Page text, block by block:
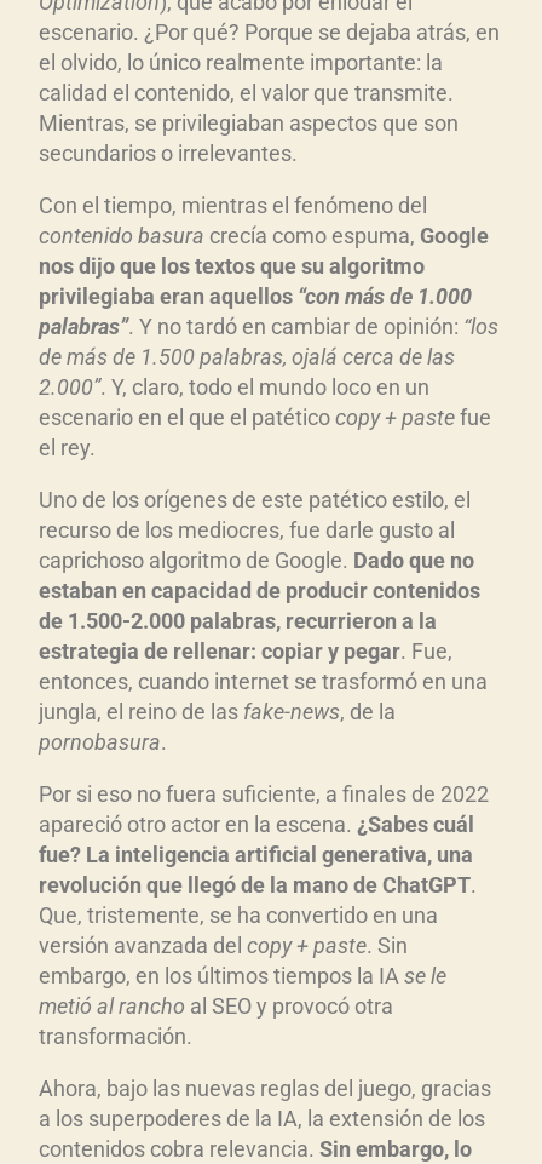
escenario. ¿Por qué? Porque se dejaba atrás, en
el olvido, lo único realmente importante: la
calidad el contenido, el valor que transmite.
Mientras, se privilegiaban aspectos que son
secundarios o irrelevantes.
Con el tiempo, mientras el fenómeno del
contenido basura crecía como espuma, Google
nos dijo que los textos que su algoritmo
privilegiaba eran aquellos “con más de 1.000
palabras”. Y no tardó en cambiar de opinión: “los
de más de 1.500 palabras, ojalá cerca de las
2.000”. Y, claro, todo el mundo loco en un
escenario en el que el patéticocopy + pastefue
el rey.
Uno de los orígenes de este patético estilo, el
recurso de los mediocres, fue darle gusto al
caprichoso algoritmo de Google. Dado que no
estaban en capacidad de producir contenidos
de 1.500-2.000 palabras, recurrieron a la
estrategia de rellenar: copiar y pegar. Fue,
entonces, cuando internet se trasformó en una
jungla, el reino de las fake-news, de la
pornobasura.
Por si eso no fuera suficiente, a finales de 2022
apareció otro actor en la escena. ¿Sabes cuál
fue? La inteligencia artificial generativa, una
revolución que llegó de la mano de ChatGPT.
Que, tristemente, se ha convertido en una
versión avanzada del copy + paste. Sin
embargo, en los últimos tiempos la IA se le
metió al rancho al SEO y provocó otra
transformación.
Ahora, bajo las nuevas reglas del juego, gracias
a los superpoderes de la IA, la extensión de los
contenidos cobra relevancia. Sin embargo, lo